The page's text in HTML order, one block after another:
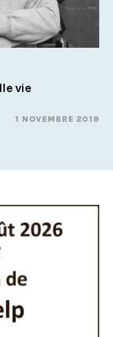
vie
1 NOVEMBRE 2019